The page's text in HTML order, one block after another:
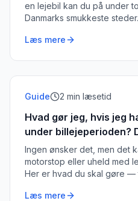
en lejebil kan du på under
Danmarks smukkeste
Læs mere
Guide 2 min læsetid
Hvad gør jeg, hvis jeg
under billejeperioden?
Ingen ønsker det, men det
motorstop eller uheld med
Her er hvad du skal gøre —
Læs mere